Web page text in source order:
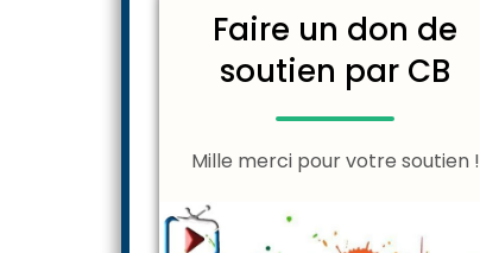
Faire un don de
soutien par CB
Mille merci pour votre soutien !